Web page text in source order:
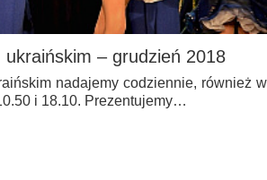
– grudzień 2018
nadajemy codziennie, również w
i 18.10. Prezentujemy…